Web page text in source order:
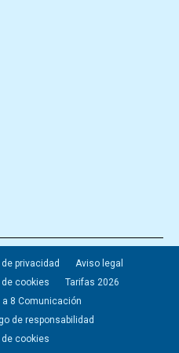
privacidad
Aviso legal
de cookies
Tarifas 2026
a 8 Comunicación
de responsabilidad
de cookies